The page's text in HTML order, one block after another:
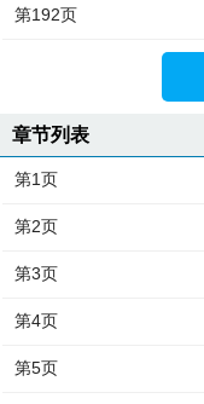
第192页
章节列表
第1页
第2页
第3页
第4页
第5页